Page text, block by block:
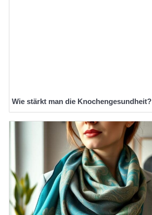
Wie stärkt man die Knochengesundheit?